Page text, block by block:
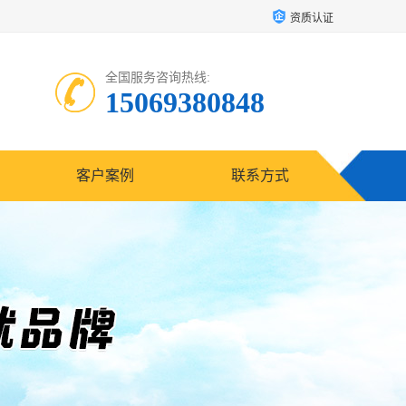
资质认证
全国服务咨询热线:
15069380848
客户案例 联系方式